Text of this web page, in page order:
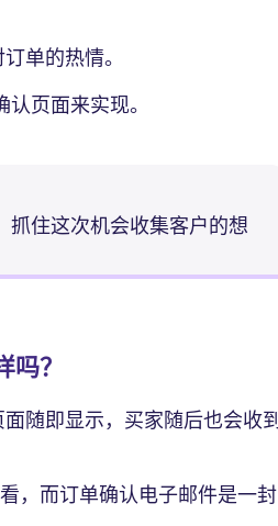
单的热情。
认页面来实现。
抓住这次机会收集客户的想
？
随即显示，买家随后也会收到
，而订单确认电子邮件是一封